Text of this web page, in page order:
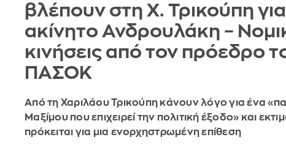
βλέπουν στη Χ. Τρικούπη
ακίνητο Ανδρουλάκη –
κινήσεις από τον πρόεδρο
ΠΑΣΟΚ
Από τη Χαριλάου Τρικούπη κάνουν λόγο για ένα
Μαξίμου που επιχειρεί την πολιτική έξοδο» και
πρόκειται για μια ενορχηστρωμένη επίθεση